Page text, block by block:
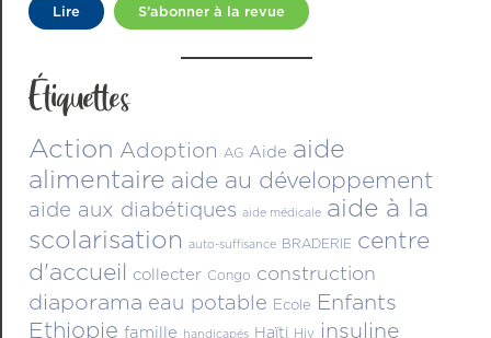
Lire S’abonner à la revue
Étiquettes
Action Adoption AG Aide aide
alimentaire aide au développement
aide aux diabétiques aide médicale aide à la
scolarisation auto-suffisance BRADERIE centre
d'accueil collecter Congo construction
diaporama eau potable Ecole Enfants
Ethiopie famille handicapés Haïti Hiv insuline